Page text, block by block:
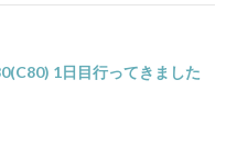
1日目行ってきました